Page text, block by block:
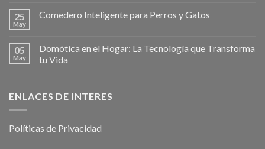
25
May
Comedero Inteligente para Perros y Gatos
05
May
Domótica en el Hogar: La Tecnología que Transforma
tu Vida
ENLACES DE INTERES
Políticas de Privacidad